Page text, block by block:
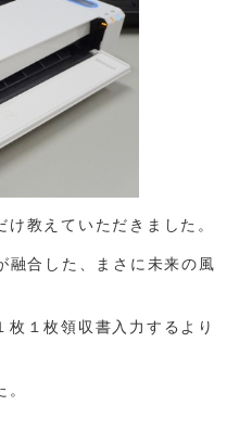
教えていただきました。
融合した、まさに未来の風
１枚領収書入力するより